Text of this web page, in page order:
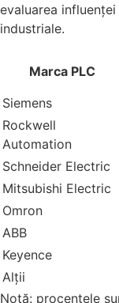
evaluarea
industriale.
Marca PLC
Siemens
Rockwell
Automation
Schneider Electric
Mitsubishi Electric
Omron
ABB
Keyence
Alţii
Notă: procentele